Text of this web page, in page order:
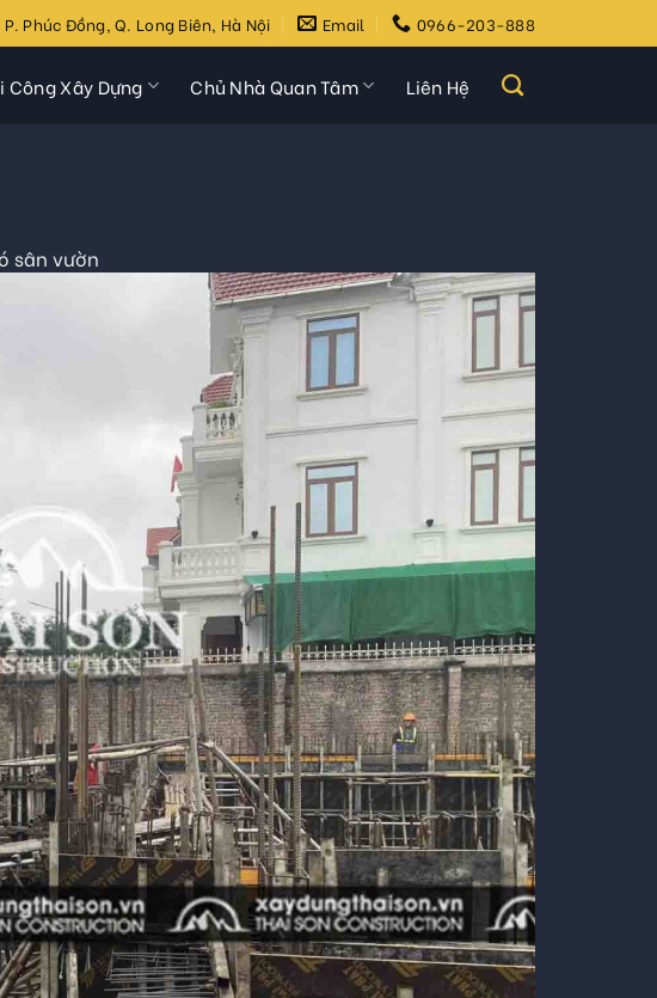
Phúc Đồng, Q. Long Biên, Hà Nội Email 0966-203-888
Công Xây Dựng Chủ Nhà Quan Tâm Liên Hệ
sân vườn